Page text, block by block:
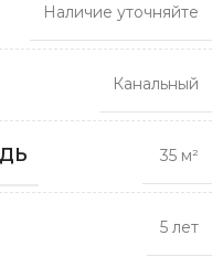
Наличие уточняйте
Канальный
35 м²
5 лет